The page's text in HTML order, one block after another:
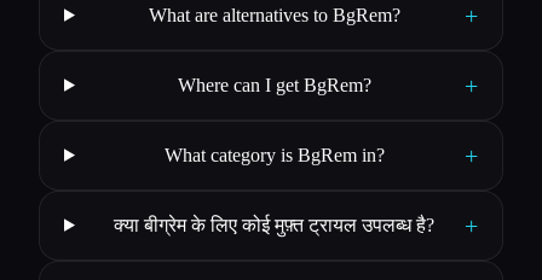
What are alternatives to BgRem? +
Where can I get BgRem? +
What category is BgRem in? +
क्या बीग्रेम के लिए कोई मुफ़्त ट्रायल उपलब्ध है? +